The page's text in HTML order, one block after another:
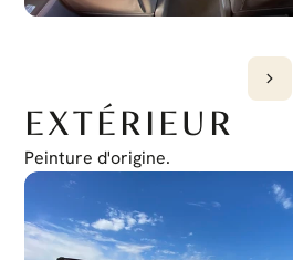
EXTÉRIEUR
Peinture d'origine.